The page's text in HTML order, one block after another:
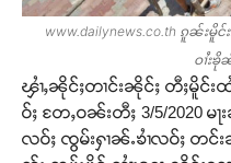
www.dailynews.co.th ၵူၼ်
ဝၢႆး
ၾၢႆႇၼိုင်ႈတၢင်းၼိုင်ႈ တီႈမိူင်း
ဝ်ႈ တႄႇဝၼ်းတီႈ 3/5/2020
လဝ်ႈ ၸွမ်းႁၢၼ်ႉၶၢႆလဝ်ႈ တ